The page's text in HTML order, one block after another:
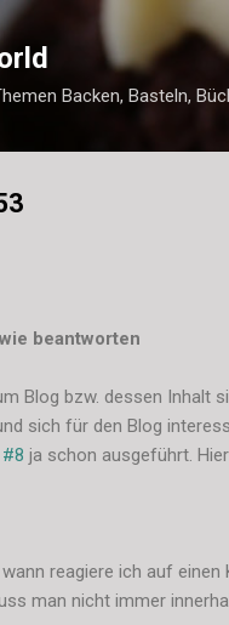
Direkt
Backen, Basteln,
beantworten
Blog bzw. dessen Inhalt
sich für den Blog
ja schon ausgeführt.
reagiere ich auf
man nicht immer